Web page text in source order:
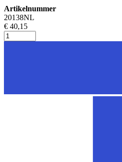
Artikelnummer
20138NL
€ 40,15